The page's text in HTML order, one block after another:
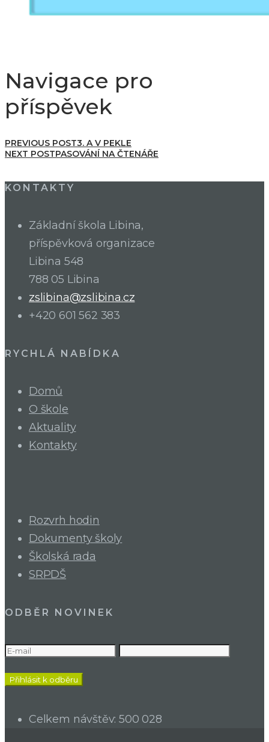
Navigace pro
příspěvek
PREVIOUS POST3. A V PEKLE
NEXT POSTPASOVÁNÍ NA ČTENÁŘE
KONTAKTY
Základní škola Libina,
příspěvková organizace
Libina 548
788 05 Libina
zslibina@zslibina.cz
+420 601 562 383
RYCHLÁ NABÍDKA
Domů
O škole
Aktuality
Kontakty
Rozvrh hodin
Dokumenty školy
Školská rada
SRPDŠ
ODBĚR NOVINEK
Celkem návštěv:500 028